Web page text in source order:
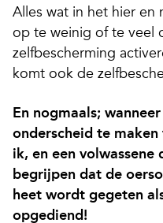
Alles wat in het hier en
op te weinig of te veel
zelfbescherming
komt ook de
En nogmaals;
onderscheid te
ik, en een
begrijpen dat de
heet wordt gegeten
opgediend!